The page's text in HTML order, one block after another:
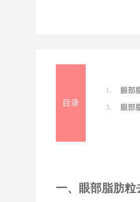
目录
1. 眼部
3. 眼部
一、眼部脂肪粒